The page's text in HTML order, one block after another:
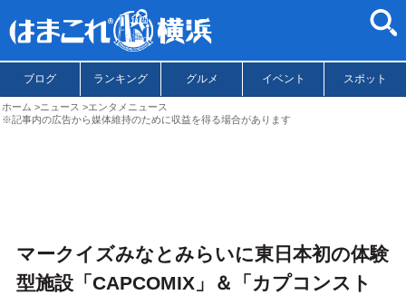
ブログ ランキング グルメ イベント スポット
ホーム ニュース
エンタメニュース
※記事内の広告から媒体維持のために収益を得る場合があります
マークイズみなとみらいに東日本初の体験
型施設「CAPCOMIX」＆「カプコンスト